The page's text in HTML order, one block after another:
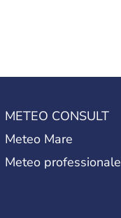
METEO CONSULT
Meteo Mare
Meteo professionale